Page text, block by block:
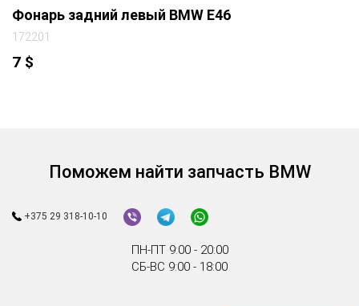
Фонарь задний левый BMW E46
172201
7 $
Поможем найти запчасть BMW
+375 29 318-10-10
ПН-ПТ 9:00 - 20:00
СБ-ВС 9:00 - 18:00